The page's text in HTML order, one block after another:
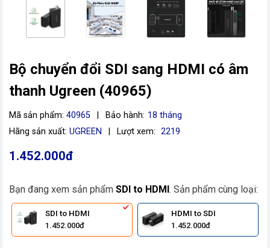
Bộ chuyển đổi SDI sang HDMI có âm
thanh Ugreen (40965)
Mã sản phẩm: 40965 Bảo hành: 18 tháng
Hãng sản xuất: UGREEN Lượt xem: 2219
1.452.000đ
Bạn đang xem sản phẩm SDI to HDMI. Sản phẩm cùng loại:
SDI to HDMI
1.452.000đ
HDMI to SDI
1.452.000đ